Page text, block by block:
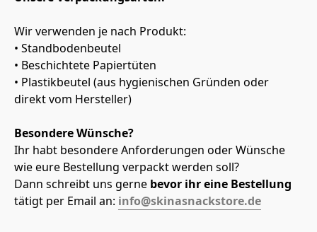
Wir verwenden je nach Produkt:
• Standbodenbeutel
• Beschichtete Papiertüten
• Plastikbeutel (aus hygienischen Gründen oder
direkt vom Hersteller)
Besondere Wünsche?
Ihr habt besondere Anforderungen oder Wünsche
wie eure Bestellung verpackt werden soll?
Dann schreibt uns gerne bevor ihr eine Bestellung
tätigt per Email an: info@skinasnackstore.de